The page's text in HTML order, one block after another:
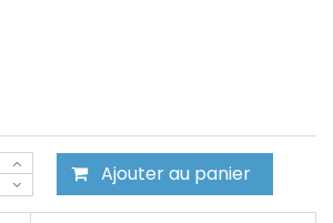
Ajouter au panier